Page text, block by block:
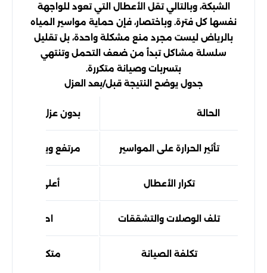
الشبكة، وبالتالي تقل الأعطال التي تعود للواجهة
نفسها كل فترة. وباختصار، فإن حماية مواسير المياه
بالرياض ليست مجرد منع مشكلة واحدة، بل تقليل
سلسلة مشاكل تبدأ من ضعف التحمل وتنتهي
بتسربات وصيانة متكررة.
جدول يوضح النتيجة قبل/بعد العزل
الحالة بدون عزل
تأثير الحرارة على المواسير مرتفع ويؤدي
تكرار الأعطال أعلى على
تلف الوصلات والتشققات احتمال أكبر
تكلفة الصيانة متكررة وقد